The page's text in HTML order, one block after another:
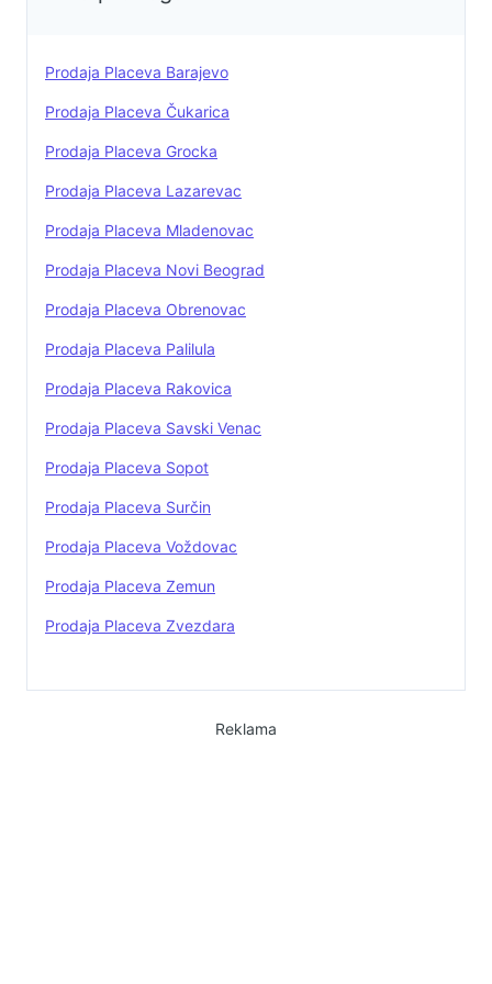
zemljišta: privredna zona -
koje ugrožavaju ljude i životnu
sredinu; minimalna širina parcele je
je 60%, maksimalni indeks
izgrađenosti je 1.0, maksimalna
poslovne komplekse je P+3, dok je
za proizvodne komplekse
procenat zelenih površina je 30%.
Uknjižen na 32927m2. Agencijska
Dinčić 060/35-35-567 (licenca
br.2912)
Prodaja Placeva Barajevo
Prodaja Placeva Čukarica
Prodaja Placeva Grocka
Prodaja Placeva Lazarevac
Prodaja Placeva Mladenovac
Prodaja Placeva Novi Beograd
Prodaja Placeva Obrenovac
Prodaja Placeva Palilula
Prodaja Placeva Rakovica
Prodaja Placeva Savski Venac
Prodaja Placeva Sopot
Prodaja Placeva Surčin
Prodaja Placeva Voždovac
Prodaja Placeva Zemun
Prodaja Placeva Zvezdara
Reklama